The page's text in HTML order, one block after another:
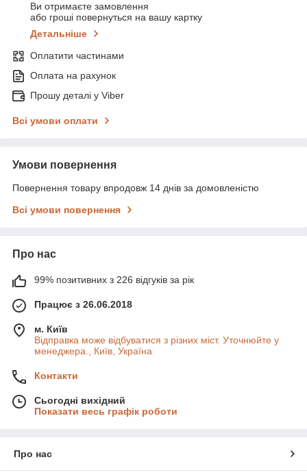
Ви отримаєте замовлення
або гроші повернуться на вашу картку
Детальніше
Оплатити частинами
Оплата на рахунок
Прошу деталі у Viber
Всі умови оплати
Умови повернення
Повернення товару впродовж 14 днів за домовленістю
Всі умови повернення
Про нас
99% позитивних з 226 відгуків за рік
Працює з 26.06.2018
м. Київ
Відправка може відбуватися з різних міст. Уточнюйте у
менеджера., Київ, Україна
Контакти
Сьогодні вихідний
Показати весь графік роботи
Про нас